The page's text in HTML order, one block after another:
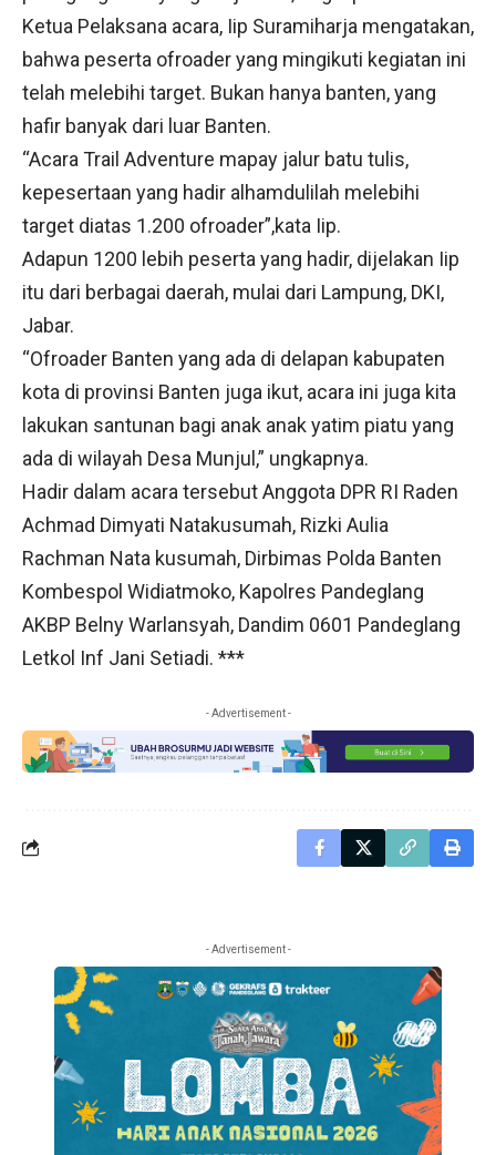
Ketua Pelaksana acara, Iip Suramiharja mengatakan,
bahwa peserta ofroader yang mingikuti kegiatan ini
telah melebihi target. Bukan hanya banten, yang
hafir banyak dari luar Banten.
“Acara Trail Adventure mapay jalur batu tulis,
kepesertaan yang hadir alhamdulilah melebihi
target diatas 1.200 ofroader”,kata Iip.
Adapun 1200 lebih peserta yang hadir, dijelakan Iip
itu dari berbagai daerah, mulai dari Lampung, DKI,
Jabar.
“Ofroader Banten yang ada di delapan kabupaten
kota di provinsi Banten juga ikut, acara ini juga kita
lakukan santunan bagi anak anak yatim piatu yang
ada di wilayah Desa Munjul,” ungkapnya.
Hadir dalam acara tersebut Anggota DPR RI Raden
Achmad Dimyati Natakusumah, Rizki Aulia
Rachman Nata kusumah, Dirbimas Polda Banten
Kombespol Widiatmoko, Kapolres Pandeglang
AKBP Belny Warlansyah, Dandim 0601 Pandeglang
Letkol Inf Jani Setiadi. ***
- Advertisement -
- Advertisement -